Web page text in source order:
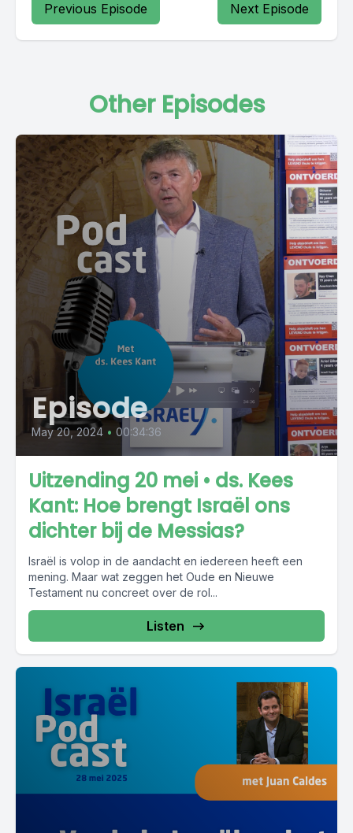
Previous Episode Next Episode
Other Episodes
Episode
May 20, 2024 • 00:34:36
Uitzending 20 mei • ds. Kees
Kant: Hoe brengt Israël ons
dichter bij de Messias?
Israël is volop in de aandacht en iedereen heeft een
mening. Maar wat zeggen het Oude en Nieuwe
Testament nu concreet over de rol...
Listen